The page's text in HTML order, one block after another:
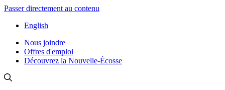
Passer directement au contenu
English
Nous joindre
Offres d'emploi
Découvrez la Nouvelle-Écosse